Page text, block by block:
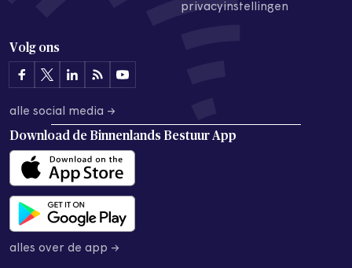
privacyinstellingen
Volg ons
alle social media →
Download de Binnenlands Bestuur App
alles over de app →